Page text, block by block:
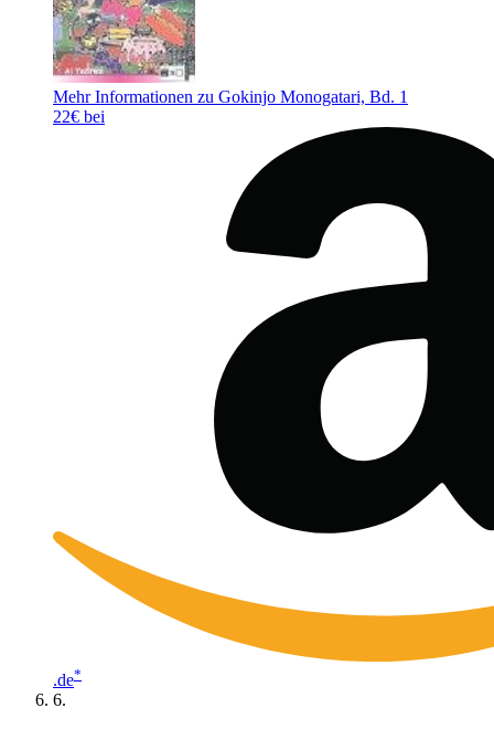
Mehr Informationen zu Gokinjo Monogatari, Bd. 1
22€ bei
.de*